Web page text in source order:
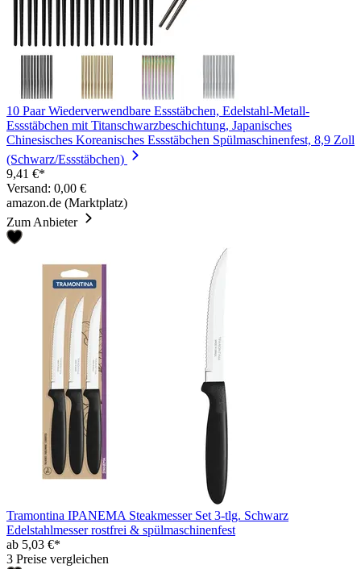
10 Paar Wiederverwendbare Essstäbchen, Edelstahl-Metall-
Essstäbchen mit Titanschwarzbeschichtung, Japanisches
Chinesisches Koreanisches Essstäbchen Spülmaschinenfest, 8,9 Zoll
(Schwarz/Essstäbchen)
9,41 €*
Versand: 0,00 €
amazon.de (Marktplatz)
Zum Anbieter
Tramontina IPANEMA Steakmesser Set 3-tlg. Schwarz
Edelstahlmesser rostfrei & spülmaschinenfest
ab 5,03 €*
3 Preise vergleichen